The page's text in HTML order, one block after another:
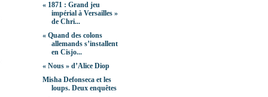
« 1871 : Grand jeu
impérial à Versailles »
de Chri...
« Quand des colons
allemands s’installent
en Cisjo...
« Nous » d’Alice Diop
Misha Defonseca et les
loups. Deux enquêtes